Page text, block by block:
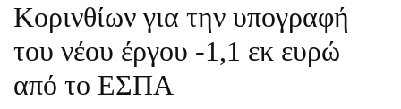
Κορινθίων για την υπογραφή
του νέου έργου -1,1 εκ ευρώ
από το ΕΣΠΑ